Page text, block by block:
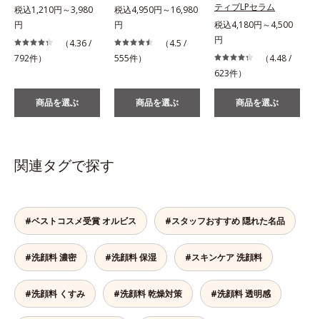
税込1,210円～3,980
円
（4.36 /
792件）
商品を選ぶ
税込4,950円～16,980
円
（4.5 /
555件）
商品を選ぶ
ティブLPセラム
税込4,180円～4,500
円
（4.48 /
623件）
商品を選ぶ
関連タグで探す
#ベストコスメ受賞 オルビス #スタッフおすすめ 隠れた名品
#洗顔料 濃密 #洗顔料 保湿 #スキンケア 洗顔料
#洗顔料 くすみ #洗顔料 乾燥対策 #洗顔料 透明感